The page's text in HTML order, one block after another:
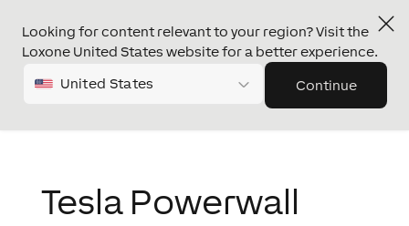
Looking for content relevant to your region? Visit the
Loxone United States website for a better experience.
United States Continue
Tesla Powerwall